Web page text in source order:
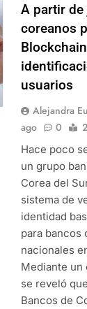
A partir
coreanos
usuarios
Alejandra
ago
0
Hace poco
un grupo
Corea del
sistema de
identidad
para bancos
nacionales
Mediante
se reveló
Bancos de